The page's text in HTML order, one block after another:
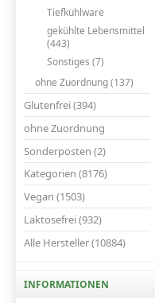
Tiefkühlware
gekühlte Lebensmittel
(443)
Sonstiges (7)
ohne Zuordnung (137)
Glutenfrei (394)
ohne Zuordnung
Sonderposten (2)
Kategorien (8176)
Vegan (1503)
Laktosefrei (932)
Alle Hersteller (10884)
INFORMATIONEN